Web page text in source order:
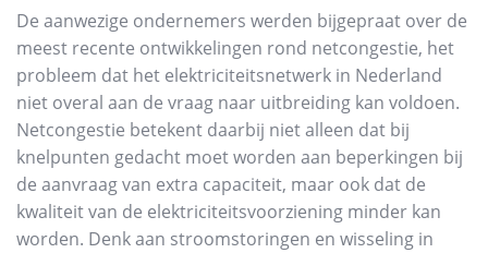
De aanwezige ondernemers werden bijgepraat over de
meest recente ontwikkelingen rond netcongestie, het
probleem dat het elektriciteitsnetwerk in Nederland
niet overal aan de vraag naar uitbreiding kan voldoen.
Netcongestie betekent daarbij niet alleen dat bij
knelpunten gedacht moet worden aan beperkingen bij
de aanvraag van extra capaciteit, maar ook dat de
kwaliteit van de elektriciteitsvoorziening minder kan
worden. Denk aan stroomstoringen en wisseling in